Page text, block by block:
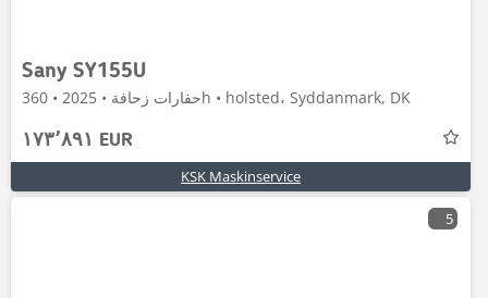
Sany SY155U
حفارات زحافة • 2025 • 360h • holsted، Syddanmark, DK
١٧٣٬٨٩١ EUR
KSK Maskinservice
5